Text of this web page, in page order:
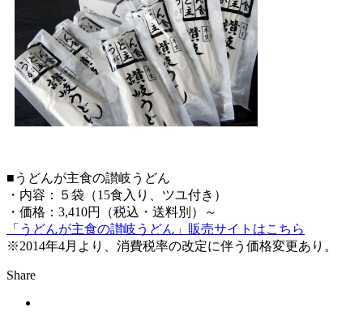
■うどんが主食の讃岐うどん
・内容：５袋（15食入り、ツユ付き）
・価格：3,410円（税込・送料別）～
「うどんが主食の讃岐うどん」販売サイトはこちら
※2014年4月より、消費税率の改定に伴う価格変更あり。
Share